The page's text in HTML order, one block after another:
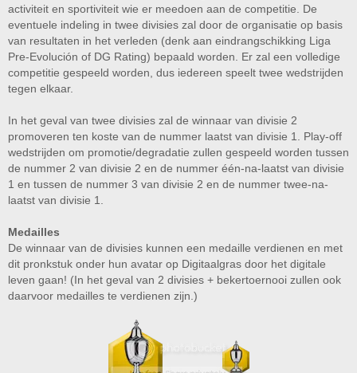
activiteit en sportiviteit wie er meedoen aan de competitie. De
eventuele indeling in twee divisies zal door de organisatie op basis
van resultaten in het verleden (denk aan eindrangschikking Liga
Pre-Evolución of DG Rating) bepaald worden. Er zal een volledige
competitie gespeeld worden, dus iedereen speelt twee wedstrijden
tegen elkaar.
In het geval van twee divisies zal de winnaar van divisie 2
promoveren ten koste van de nummer laatst van divisie 1. Play-off
wedstrijden om promotie/degradatie zullen gespeeld worden tussen
de nummer 2 van divisie 2 en de nummer één-na-laatst van divisie
1 en tussen de nummer 3 van divisie 2 en de nummer twee-na-
laatst van divisie 1.
Medailles
De winnaar van de divisies kunnen een medaille verdienen en met
dit pronkstuk onder hun avatar op Digitaalgras door het digitale
leven gaan! (In het geval van 2 divisies + bekertoernooi zullen ook
daarvoor medailles te verdienen zijn.)